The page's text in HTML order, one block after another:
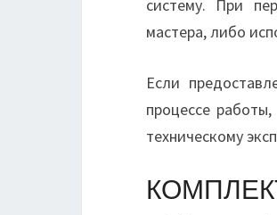
систему. При
мастера, либо
Если
процессе
техническому